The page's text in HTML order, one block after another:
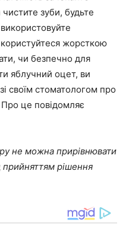
зуби, будьте
жорсткою
чи безпечно для
яблучний оцет, ви
своїм стоматологом про
Про це повідомляє
не можна прирівнювати
рішення